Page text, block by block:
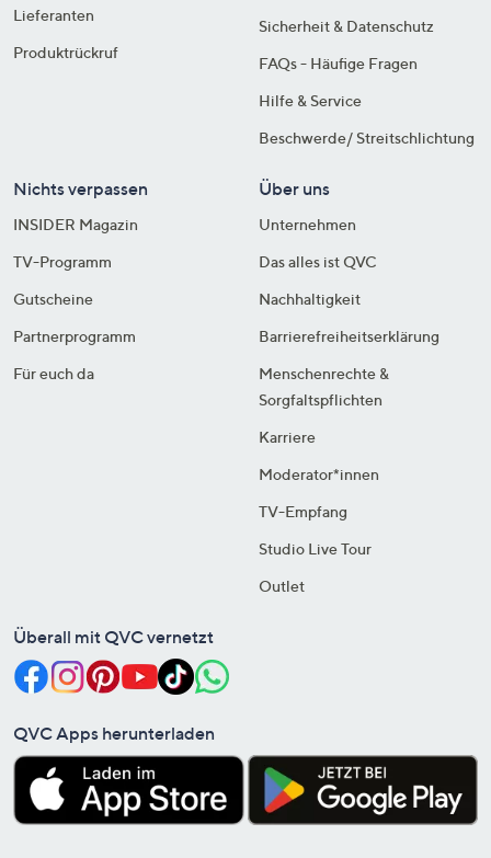
Lieferanten
Produktrückruf
Sicherheit & Datenschutz
FAQs - Häufige Fragen
Hilfe & Service
Beschwerde/ Streitschlichtung
Nichts verpassen
INSIDER Magazin
TV-Programm
Gutscheine
Partnerprogramm
Für euch da
Über uns
Unternehmen
Das alles ist QVC
Nachhaltigkeit
Barrierefreiheitserklärung
Menschenrechte &
Sorgfaltspflichten
Karriere
Moderator*innen
TV-Empfang
Studio Live Tour
Outlet
Überall mit QVC vernetzt
QVC Apps herunterladen